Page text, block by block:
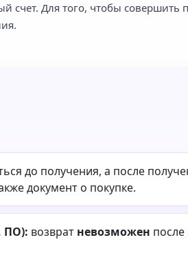
счет. Для того, чтобы
до получения, а после
документ о покупке.
ПО): возврат невозможен